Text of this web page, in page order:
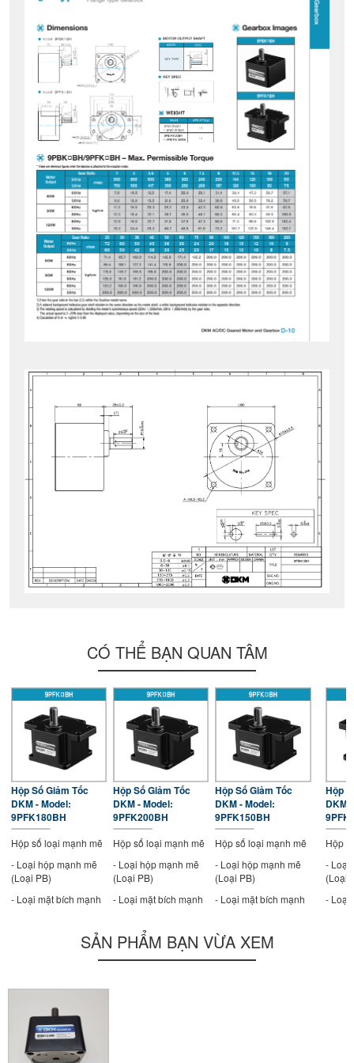
CÓ THỂ BẠN QUAN TÂM
Hộp Số Giảm Tốc
DKM - Model:
9PFK180BH
Hộp số loại mạnh mẽ
- Loại hộp mạnh mẽ
(Loại PB)
- Loại mặt bích mạnh
- Kích thước khung:
Hộp Số Giảm Tốc
DKM - Model:
9PFK200BH
Hộp số loại mạnh mẽ
- Loại hộp mạnh mẽ
(Loại PB)
- Loại mặt bích mạnh
- Kích thước khung:
90mm
Hộp Số Giảm Tốc
DKM - Model:
9PFK150BH
Hộp số loại mạnh mẽ
- Loại hộp mạnh mẽ
(Loại PB)
- Loại mặt bích mạnh
- Kích thước khung:
90mm
Hộp
DKM
Hộp
- Loại
(Loại
- Loại
SẢN PHẨM BẠN VỪA XEM